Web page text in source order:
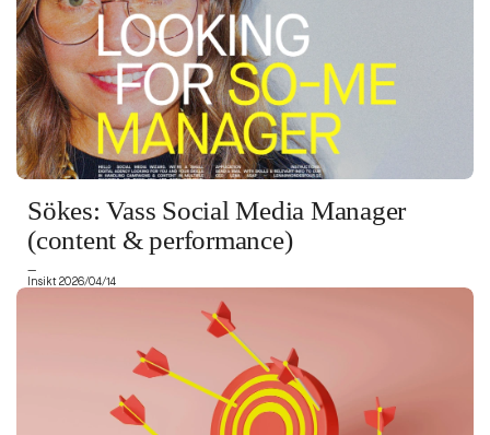
Sökes: Vass Social Media Manager
(content & performance)
—
Insikt 2026/04/14